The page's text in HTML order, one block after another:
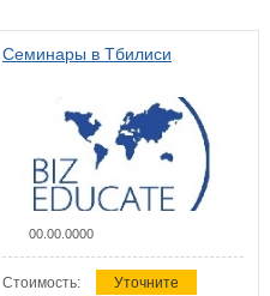
Семинары в Тбилиси
00.00.0000
Стоимость: Уточните